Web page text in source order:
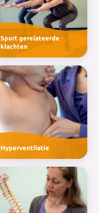
Sport gerelateerde
klachten
Hyperventilatie